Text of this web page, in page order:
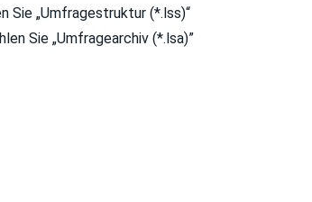
Sie „Umfragestruktur (*.lss)“
Sie „Umfragearchiv (*.lsa)”